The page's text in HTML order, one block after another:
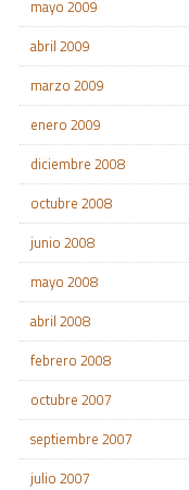
mayo 2009
abril 2009
marzo 2009
enero 2009
diciembre 2008
octubre 2008
junio 2008
mayo 2008
abril 2008
febrero 2008
octubre 2007
septiembre 2007
julio 2007